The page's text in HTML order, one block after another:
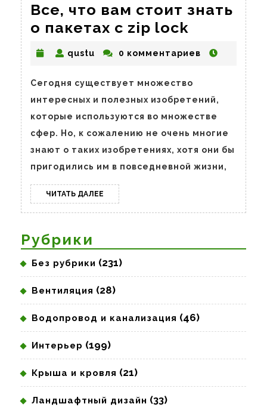
Все, что вам стоит знать
о пакетах с zip lock
что
вам
стоит
знать
о
пакетах
с
zip
qustu qustu0 комментариев
Сегодня существует множество
интересных и полезных изобретений,
которые используются во множестве
сфер. Но, к сожалению не очень многие
знают о таких изобретениях, хотя они бы
пригодились им в повседневной жизни,
ЧИТАТЬ ДАЛЕЕ ЧИТАТЬ
ДАЛЕЕ
Рубрики
Без рубрики (231)
Вентиляция (28)
Водопровод и канализация (46)
Интерьер (199)
Крыша и кровля (21)
Ландшафтный дизайн (33)